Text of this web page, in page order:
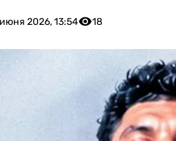
2026, 13:54 18